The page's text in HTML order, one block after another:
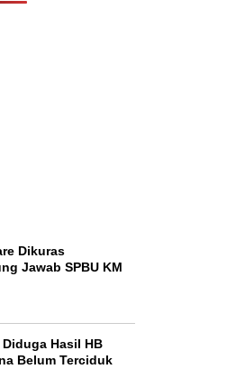
Dikuras
Jawab SPBU KM
Hasil HB
Belum Terciduk